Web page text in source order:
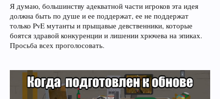
Я думаю, большинству адекватной части игроков эта идея
должна быть по душе и ее поддержат, ее не поддержат
только PvE мутанты и прыщавые девственники, которые
боятся здравой конкуренции и лишении хрючева на эпиках.
Просьба всех проголосовать.